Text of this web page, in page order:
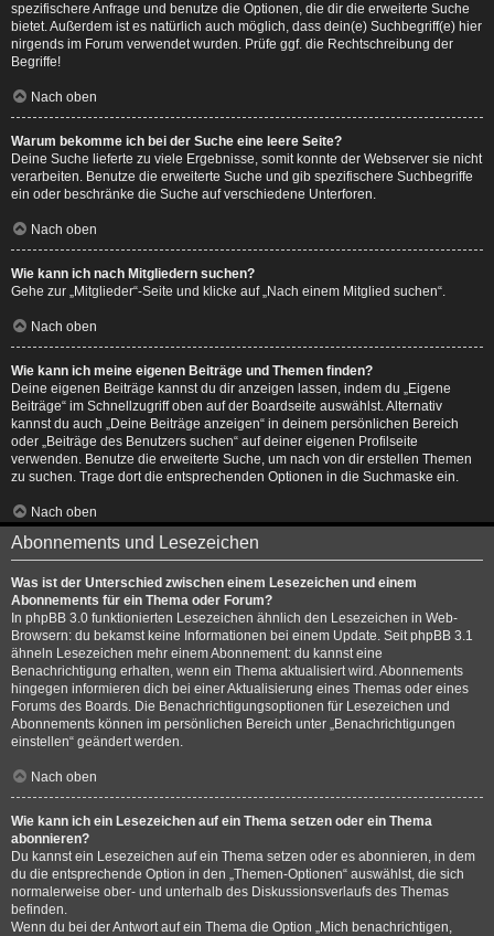
spezifischere Anfrage und benutze die Optionen, die dir die erweiterte Suche
bietet. Außerdem ist es natürlich auch möglich, dass dein(e) Suchbegriff(e) hier
nirgends im Forum verwendet wurden. Prüfe ggf. die Rechtschreibung der
Begriffe!
Nach oben
Warum bekomme ich bei der Suche eine leere Seite?
Deine Suche lieferte zu viele Ergebnisse, somit konnte der Webserver sie nicht
verarbeiten. Benutze die erweiterte Suche und gib spezifischere Suchbegriffe
ein oder beschränke die Suche auf verschiedene Unterforen.
Nach oben
Wie kann ich nach Mitgliedern suchen?
Gehe zur „Mitglieder“-Seite und klicke auf „Nach einem Mitglied suchen“.
Nach oben
Wie kann ich meine eigenen Beiträge und Themen finden?
Deine eigenen Beiträge kannst du dir anzeigen lassen, indem du „Eigene
Beiträge“ im Schnellzugriff oben auf der Boardseite auswählst. Alternativ
kannst du auch „Deine Beiträge anzeigen“ in deinem persönlichen Bereich
oder „Beiträge des Benutzers suchen“ auf deiner eigenen Profilseite
verwenden. Benutze die erweiterte Suche, um nach von dir erstellen Themen
zu suchen. Trage dort die entsprechenden Optionen in die Suchmaske ein.
Nach oben
Abonnements und Lesezeichen
Was ist der Unterschied zwischen einem Lesezeichen und einem
Abonnements für ein Thema oder Forum?
In phpBB 3.0 funktionierten Lesezeichen ähnlich den Lesezeichen in Web-
Browsern: du bekamst keine Informationen bei einem Update. Seit phpBB 3.1
ähneln Lesezeichen mehr einem Abonnement: du kannst eine
Benachrichtigung erhalten, wenn ein Thema aktualisiert wird. Abonnements
hingegen informieren dich bei einer Aktualisierung eines Themas oder eines
Forums des Boards. Die Benachrichtigungsoptionen für Lesezeichen und
Abonnements können im persönlichen Bereich unter „Benachrichtigungen
einstellen“ geändert werden.
Nach oben
Wie kann ich ein Lesezeichen auf ein Thema setzen oder ein Thema
abonnieren?
Du kannst ein Lesezeichen auf ein Thema setzen oder es abonnieren, in dem
du die entsprechende Option in den „Themen-Optionen“ auswählst, die sich
normalerweise ober- und unterhalb des Diskussionsverlaufs des Themas
befinden.
Wenn du bei der Antwort auf ein Thema die Option „Mich benachrichtigen,